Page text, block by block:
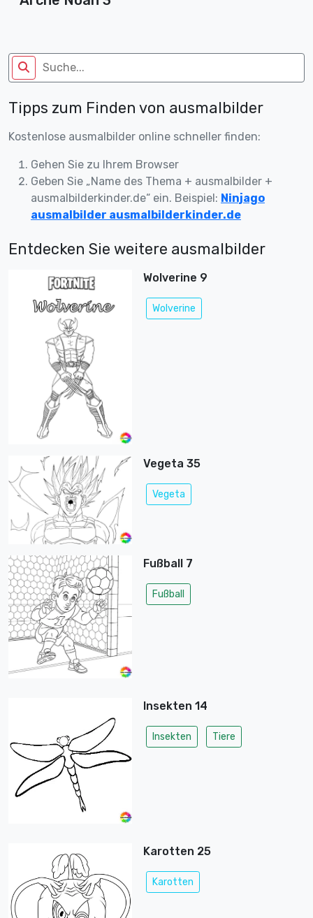
Tipps zum Finden von ausmalbilder
Kostenlose ausmalbilder online schneller finden:
Gehen Sie zu Ihrem Browser
Geben Sie „Name des Thema + ausmalbilder +
ausmalbilderkinder.de“ ein. Beispiel: Ninjago
ausmalbilder ausmalbilderkinder.de
Entdecken Sie weitere ausmalbilder
Wolverine 9
Wolverine
Vegeta 35
Vegeta
Fußball 7
Fußball
Insekten 14
Insekten Tiere
Karotten 25
Karotten